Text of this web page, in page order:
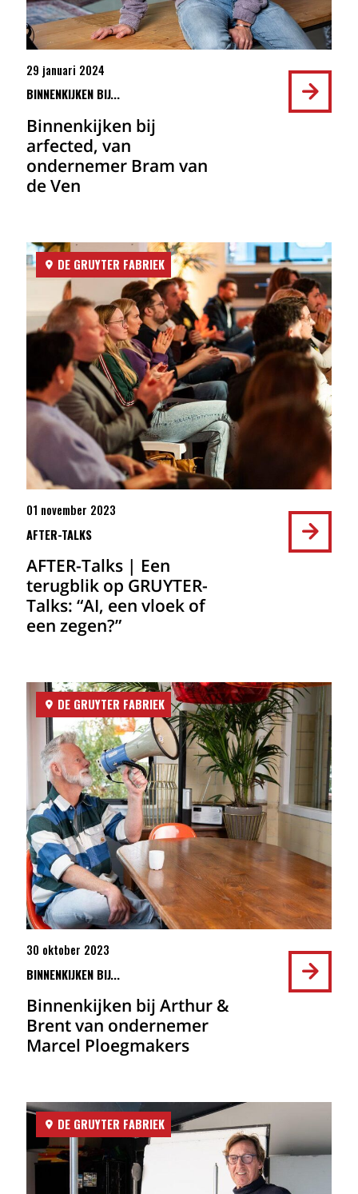
29 januari 2024
BINNENKIJKEN BIJ...
Binnenkijken bij
arfected, van
ondernemer Bram van
de Ven
DE GRUYTER FABRIEK
01 november 2023
AFTER-TALKS
AFTER-Talks | Een
terugblik op GRUYTER-
Talks: “AI, een vloek of
een zegen?”
DE GRUYTER FABRIEK
30 oktober 2023
BINNENKIJKEN BIJ...
Binnenkijken bij Arthur &
Brent van ondernemer
Marcel Ploegmakers
DE GRUYTER FABRIEK